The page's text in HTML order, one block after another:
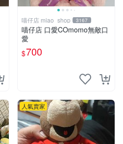
喵仔店 miao_shop 3167
喵仔店 口愛COmomo無敵口
愛
$700
人氣賣家